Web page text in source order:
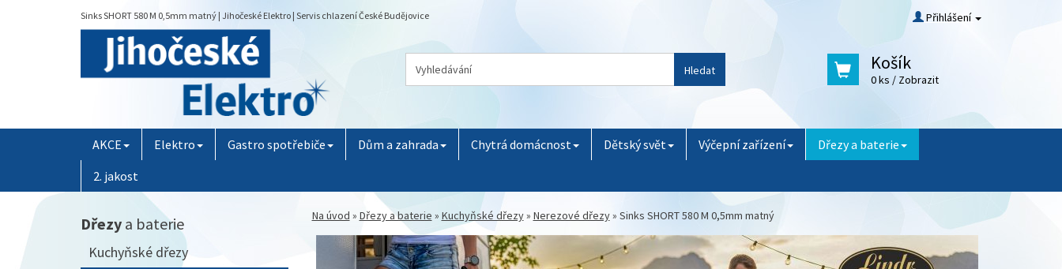
Sinks SHORT 580 M 0,5mm matný | Jihočeské Elektro | Servis chlazení České Budějovice Přihlášení
Hledat Košík
0 ks / Zobrazit
AKCE Elektro Gastro spotřebiče Dům a zahrada Chytrá domácnost Dětský svět Výčepní zařízení
Dřezy a baterie
2. jakost
Na úvod » Dřezy a baterie » Kuchyňské dřezy» Nerezové dřezy» Sinks SHORT 580 M 0,5mm matný
Dřezy a baterie
Kuchyňské dřezy